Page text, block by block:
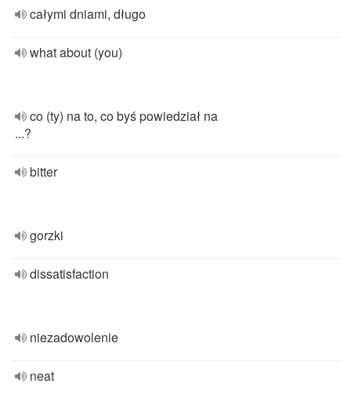
całymi dniami, długo
what about (you)
co (ty) na to, co byś powiedział na
...?
bitter
gorzki
dissatisfaction
niezadowolenie
neat